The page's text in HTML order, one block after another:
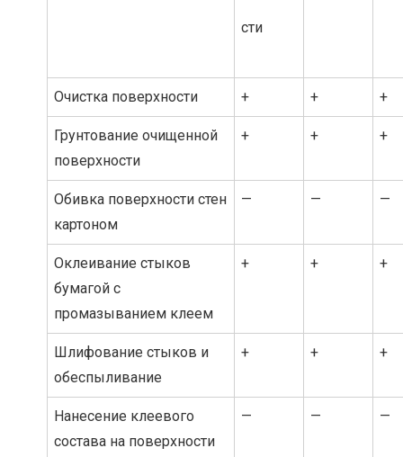
сти
Очистка поверхности + + +
Грунтование очищенной
поверхности
+ + +
Обивка поверхности стен
картоном
— — —
Оклеивание стыков
бумагой с
промазыванием клеем
+ + +
Шлифование стыков и
обеспыливание
+ + +
Нанесение клеевого
состава на поверхности
— — —